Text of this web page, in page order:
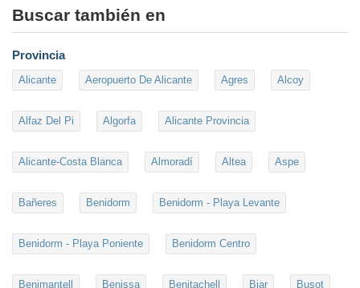
Buscar también en
Provincia
Alicante Aeropuerto De Alicante Agres Alcoy
Alfaz Del Pi Algorfa Alicante Provincia
Alicante-Costa Blanca Almoradí Altea Aspe
Bañeres Benidorm Benidorm - Playa Levante
Benidorm - Playa Poniente Benidorm Centro
Benimantell Benissa Benitachell Biar Busot